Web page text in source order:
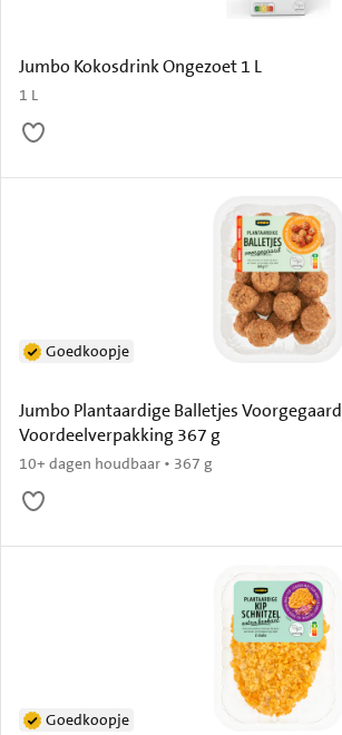
Jumbo Kokosdrink Ongezoet 1 L
1 L
Jumbo Plantaardige Balletjes Voorgegaard
Voordeelverpakking 367 g
10+ dagen houdbaar • 367 g
Goedkoopje
Goedkoopje